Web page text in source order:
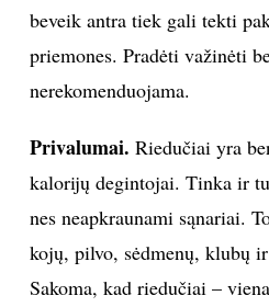
beveik antra tiek gali tekti
priemones. Pradėti važinėti
nerekomenduojama.
Privalumai. Riedučiai yra
kalorijų degintojai. Tinka ir
nes neapkraunami sąnariai.
kojų, pilvo, sėdmenų, klubų
Sakoma, kad riedučiai –